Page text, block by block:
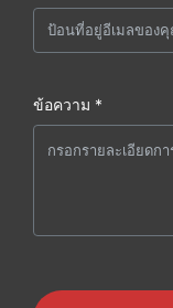
ข้อความ *